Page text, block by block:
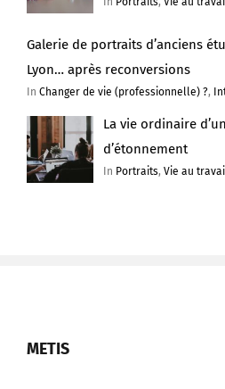
Galerie de portraits d’anciens
Lyon… après reconversions
In Changer de vie (professionnelle) ?,
La vie ordinaire
d’étonnement
In Portraits,Vie au
METIS